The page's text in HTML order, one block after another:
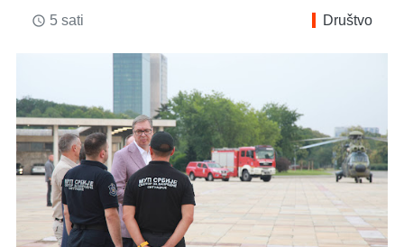
access_time 5 sati Društvo